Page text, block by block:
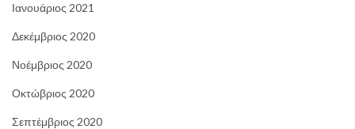
Ιανουάριος 2021
Δεκέμβριος 2020
Νοέμβριος 2020
Οκτώβριος 2020
Σεπτέμβριος 2020